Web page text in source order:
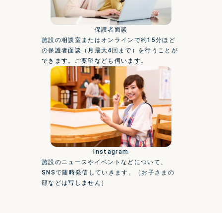
保護者面談
施設の相談室またはオンラインで約15分ほど
の保護者面談（月最大4回まで）を行うことが
できます。ご要望なども伺います。
Instagram
施設のニュースやイベントなどについて、
SNSで随時発信していきます。（お子さまの
顔などは写しません）